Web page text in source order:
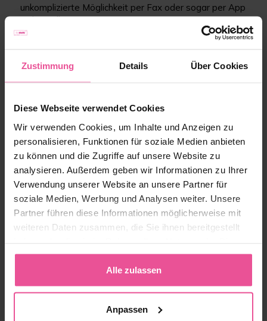
Zustimmung Details Über Cookies
Diese Webseite verwendet Cookies
Wir verwenden Cookies, um Inhalte und Anzeigen zu
personalisieren, Funktionen für soziale Medien anbieten
zu können und die Zugriffe auf unsere Website zu
analysieren. Außerdem geben wir Informationen zu Ihrer
Verwendung unserer Website an unsere Partner für
soziale Medien, Werbung und Analysen weiter. Unsere
Partner führen diese Informationen möglicherweise mit
weiteren Daten zusammen, die Sie ihnen bereitgestellt
gesammelt haben.
Alle zulassen
Anpassen
unkomplizierte Möglichkeit per Fax oder sogar per App
zu bestellen.
www.drspirk.de
Gefällt Ihnen
Teilen Sie sie
Teilen
Produkt in der Antwort
aufgeführt: